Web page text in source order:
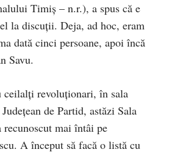
Timiș – n.r.), a spus că e
la discuții. Deja, ad hoc, eram
dată cinci persoane, apoi încă
Savu.
ceilalți revoluționari, în sala
de Partid, astăzi Sala
mai întâi pe
A început să facă o listă cu